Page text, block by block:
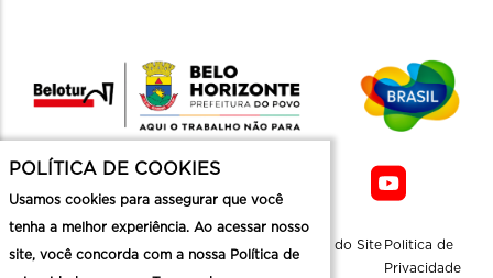
Mapa do Site Politica de
Privacidade
POLÍTICA DE COOKIES
Usamos cookies para assegurar que você
tenha a melhor experiência. Ao acessar nosso
site, você concorda com a nossa Política de